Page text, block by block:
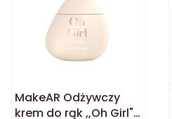
MakeAR Odżywczy
krem do rąk ,,Oh Girl"